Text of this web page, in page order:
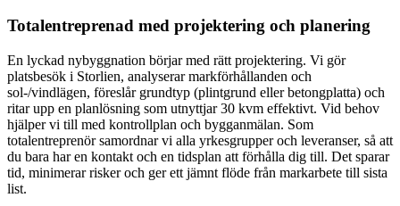
Totalentreprenad med projektering och planering
En lyckad nybyggnation börjar med rätt projektering. Vi gör
platsbesök i Storlien, analyserar markförhållanden och
sol-/vindlägen, föreslår grundtyp (plintgrund eller betongplatta) och
ritar upp en planlösning som utnyttjar 30 kvm effektivt. Vid behov
hjälper vi till med kontrollplan och bygganmälan. Som
totalentreprenör samordnar vi alla yrkesgrupper och leveranser, så att
du bara har en kontakt och en tidsplan att förhålla dig till. Det sparar
tid, minimerar risker och ger ett jämnt flöde från markarbete till sista
list.